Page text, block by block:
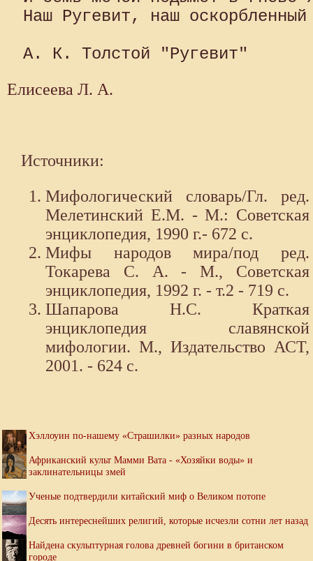
Наш Ругевит, наш
Елисеева Л. А.
Источники:
Мифологический словарь/Гл. ред.
Мелетинский Е.М. - М.: Советская
энциклопедия, 1990 г.- 672 с.
Мифы народов мира/под ред.
Токарева С. А. - М., Советская
энциклопедия, 1992 г. - т.2 - 719 с.
Шапарова Н.С. Краткая
энциклопедия славянской
мифологии. М., Издательство АСТ,
2001. - 624 с.
Хэллоуин по-нашему «Страшилки» разных народов
Африканский культ Мамми Вата - «Хозяйки воды» и
заклинательницы змей
Ученые подтвердили китайский миф о Великом потопе
Десять интереснейших религий, которые исчезли сотни лет назад
Найдена скульптурная голова древней богини в британском
городе